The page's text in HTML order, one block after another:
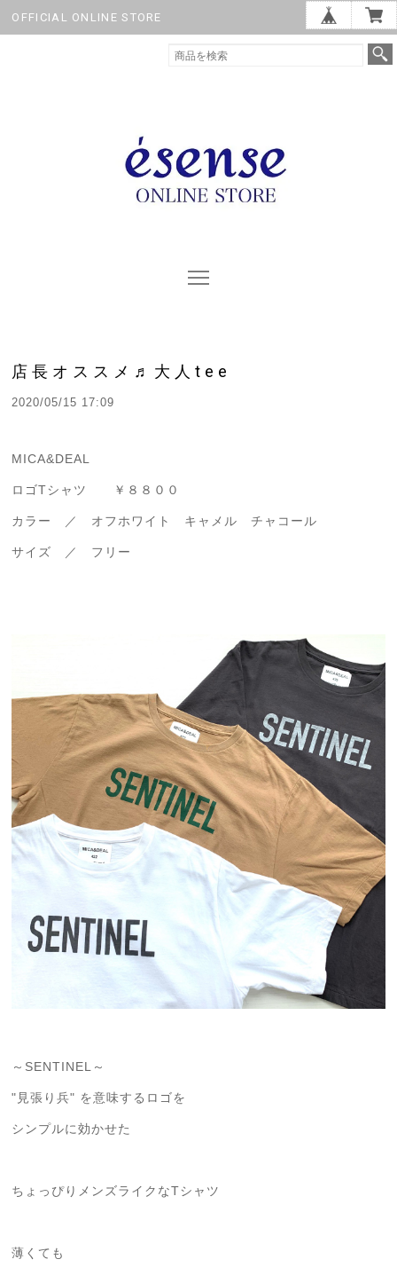
OFFICIAL ONLINE STORE
店長オススメ♬大人tee
2020/05/15 17:09
MICA&DEAL
ロゴTシャツ ￥８８００
カラー ／ オフホワイト キャメル チャコール
サイズ ／ フリー
～SENTINEL～
"見張り兵" を意味するロゴを
シンプルに効かせた
ちょっぴりメンズライクなTシャツ
薄くても